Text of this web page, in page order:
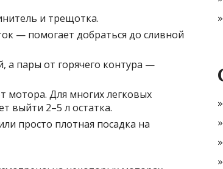
и трещотка.
— помогает добраться до сливной
а пары от горячего контура —
мотора. Для многих легковых
выйти 2–5 л остатка.
просто плотная посадка на